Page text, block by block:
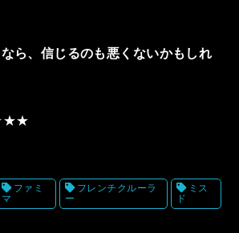
ら、信じるのも悪くないかもしれ
ファミ
マ
フレンチクルーラ
ー
ミス
ド